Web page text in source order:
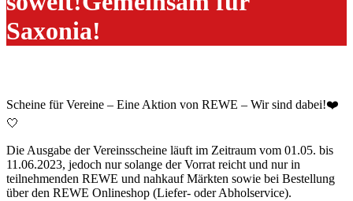
Saxonia!
Scheine für Vereine – Eine Aktion von REWE – Wir sind dabei!❤️
🤍
Die Ausgabe der Vereinsscheine läuft im Zeitraum vom 01.05. bis
11.06.2023, jedoch nur solange der Vorrat reicht und nur in
teilnehmenden REWE und nahkauf Märkten sowie bei Bestellung
über den REWE Onlineshop (Liefer- oder Abholservice).